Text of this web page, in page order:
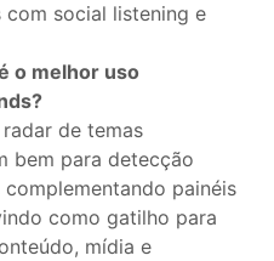
com social listening e
o melhor uso
de temas
bem para detecção
painéis
como gatilho para
mídia e